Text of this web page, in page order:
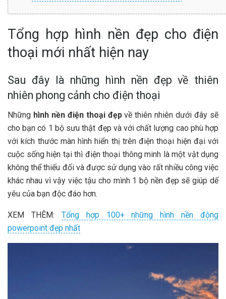
Tổng hợp hình nền đẹp cho điện
thoại mới nhất hiện nay
Sau đây là những hình nền đẹp về thiên
nhiên phong cảnh cho điện thoại
Những hình nền điện thoại đẹpvề thiên nhiên dưới đây sẽ
cho bạn có 1 bộ sưu thật đẹp và với chất lượng cao phù hợp
với kích thước màn hình hiển thị trên điện thoại hiện đại với
cuộc sống hiện tại thì điện thoại thông minh là một vật dụng
không thể thiếu đối và được sử dụng vào rất nhiều công việc
khác nhau vì vậy việc tậu cho mình 1 bộ nền đẹp sẽ giúp dế
yêu của bạn độc đáo hơn.
XEM THÊM: Tổng hợp 100+ những hình nền động
powerpoint đẹp nhất